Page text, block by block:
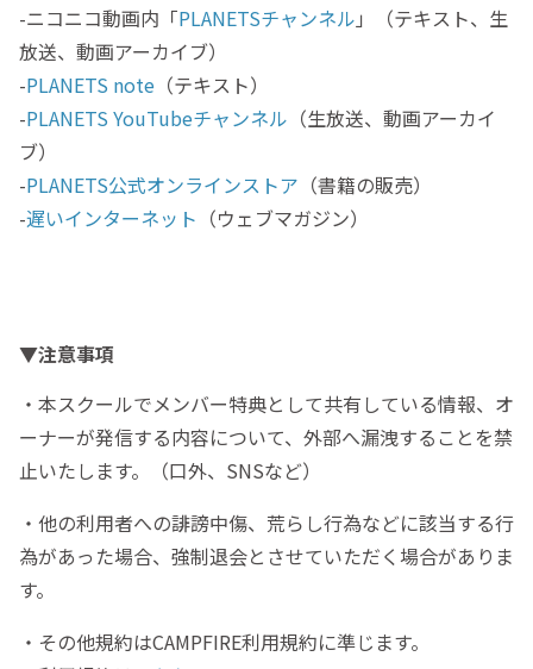
-ニコニコ動画内「PLANETSチャンネル 」（テキスト、生
放送、動画アーカイブ）
-PLANETS note （テキスト）
-PLANETS YouTubeチャンネル （生放送、動画アーカイ
ブ）
-PLANETS公式オンラインストア （書籍の販売）
-遅いインターネット （ウェブマガジン）
▼注意事項
・本スクールでメンバー特典として共有している情報、オ
ーナーが発信する内容について、外部へ漏洩することを禁
止いたします。（口外、SNSなど）
・他の利用者への誹謗中傷、荒らし行為などに該当する行
為があった場合、強制退会とさせていただく場合がありま
す。
・その他規約はCAMPFIRE利用規約に準じます。